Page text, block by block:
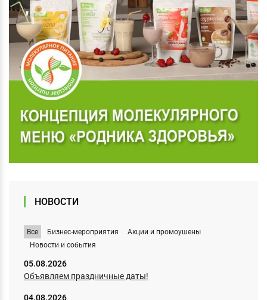
НОВОСТИ
Все Бизнес-мероприятия
Акции и промоушены
Новости и события
05.08.2026
Объявляем праздничные даты!
04.08.2026